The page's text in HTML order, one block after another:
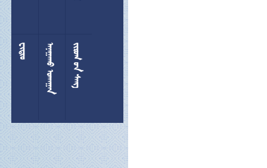
     